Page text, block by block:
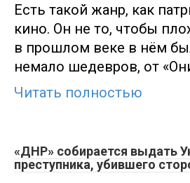
Есть такой жанр, как
кино. Он не то, чтобы
в прошлом веке в нём
немало шедевров, от
Читать полностью
«ДНР» собирается выдать
преступника, убившего